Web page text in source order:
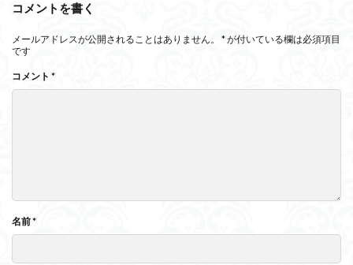
コメントを書く
メールアドレスが公開されることはありません。 *が付いている欄は必須項目
です
コメント *
名前*